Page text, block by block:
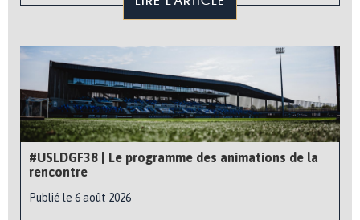
#USLDGF38 | Le programme des animations de la
rencontre
Publié le 6 août 2026